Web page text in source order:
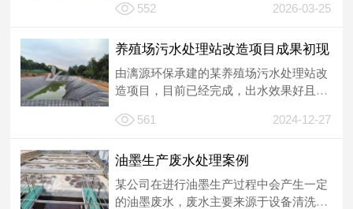
新... 552 2026-03-25
养殖场污水处理站改造项目成果初现
由漓源环保承建的某养殖场污水处理站改
造项目，目前已经完成，出水效果好且运
561
2024-12-27
油墨生产废水处理案例
某公司在进行油墨生产过程中会产生一定
的油墨废水，废水主要来源于设备清洗废